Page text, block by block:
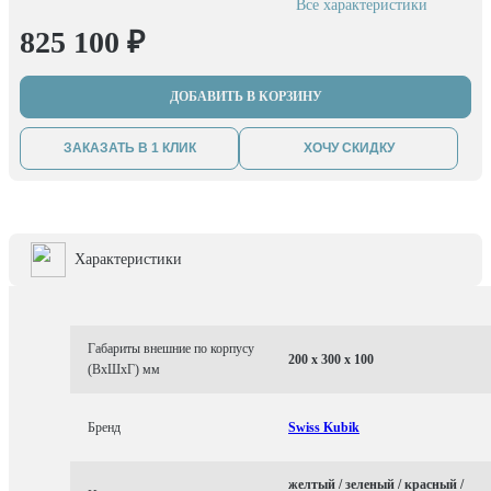
Все характеристики
825 100 ₽
ДОБАВИТЬ В КОРЗИНУ
ЗАКАЗАТЬ В 1 КЛИК ХОЧУ СКИДКУ
Характеристики
Габариты внешние по корпусу
(ВхШхГ) мм
200 x 300 x 100
Бренд Swiss Kubik
желтый / зеленый / красный /